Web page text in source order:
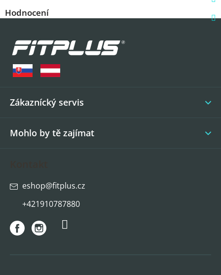
Hodnocení
Zákaznícký servis
Mohlo by tě zajímat
eshop@fitplus.cz
+421910787880